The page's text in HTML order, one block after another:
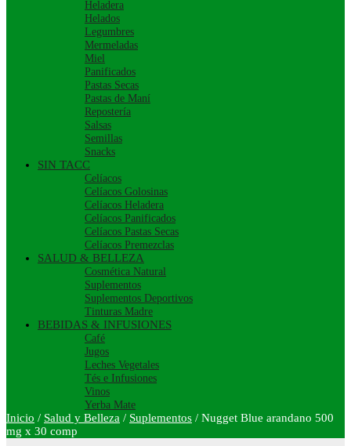
Heladera
Helados
Legumbres
Mermeladas
Miel
Panificados
Pastas Secas
Pastas de Maní
Repostería
Salsas
Semillas
Snacks
SIN TACC
Celíacos
Celíacos Golosinas
Celíacos Heladera
Celíacos Panificados
Celíacos Pastas Secas
Celíacos Premezclas
SALUD & BELLEZA
Cosmética Natural
Suplementos
Suplementos Deportivos
Tinturas Madre
BEBIDAS & INFUSIONES
Café
Jugos
Leches Vegetales
Tés e Infusiones
Vinos
Yerba Mate
Inicio / Salud y Belleza / Suplementos / Nugget Blue arandano 500
mg x 30 comp